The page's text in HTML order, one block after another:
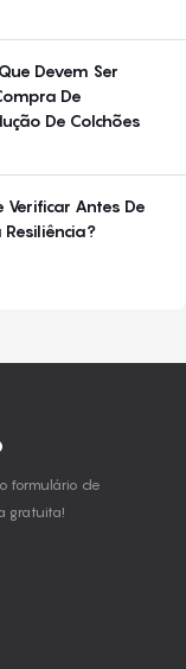
Devem Ser
De
De Colchões
Verificar Antes De
formulário de
gratuita!